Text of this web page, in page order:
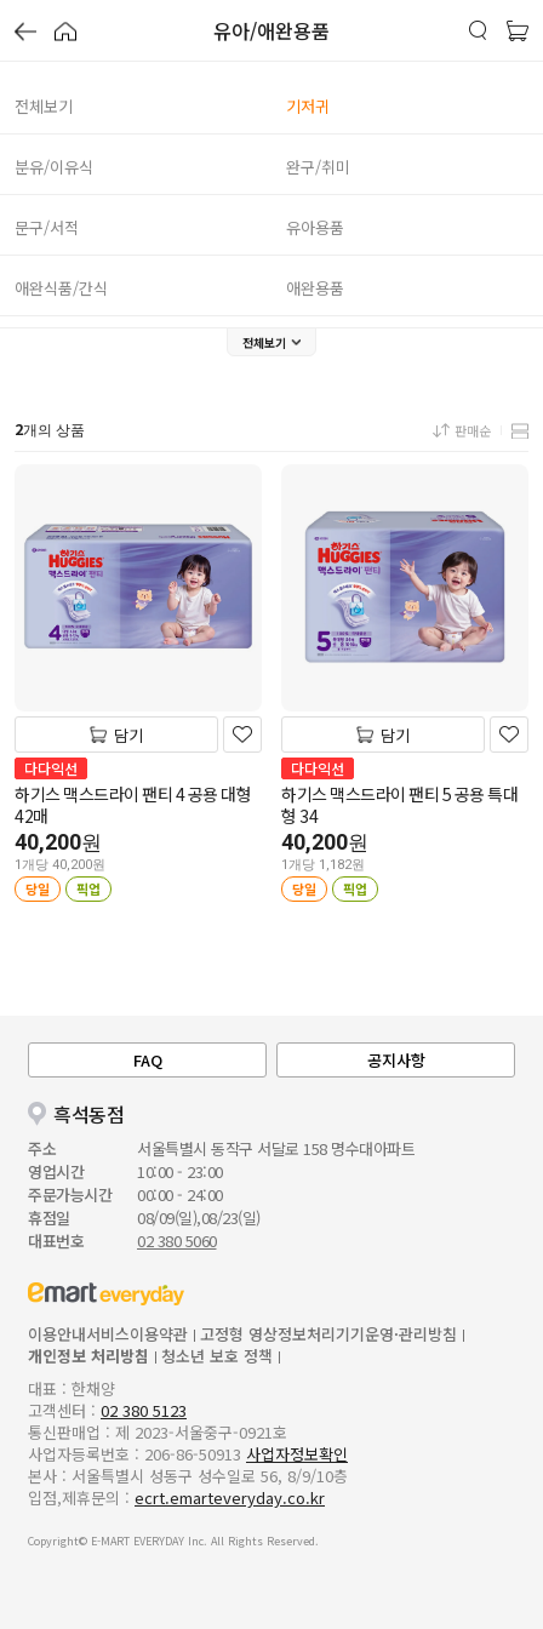
유아/애완용품
전체보기 기저귀
분유/이유식 완구/취미
문구/서적 유아용품
애완식품/간식 애완용품
전체보기
2개의 상품 판매순
담기
다다익선
하기스 맥스드라이 팬티 4 공용 대형
42매
40,200원
1개당 40,200원
당일 픽업
담기
다다익선
하기스 맥스드라이 팬티 5 공용 특대
형 34
40,200원
1개당 1,182원
당일 픽업
FAQ 공지사항
흑석동점
주소
서울특별시 동작구 서달로 158 명수대아파트
영업시간
10:00 - 23:00
주문가능시간
00:00 - 24:00
휴점일
08/09(일),08/23(일)
대표번호
02 380 5060
이용안내서비스이용약관 고정형 영상정보처리기기운영·관리방침
개인정보 처리방침
청소년 보호 정책
대표 : 한채양
고객센터 : 02 380 5123
통신판매업 : 제 2023-서울중구-0921호
사업자등록번호 : 206-86-50913 사업자정보확인
본사 : 서울특별시 성동구 성수일로 56, 8/9/10층
입점,제휴문의 : ecrt.emarteveryday.co.kr
Copyright© E-MART EVERYDAY Inc. All Rights Reserved.